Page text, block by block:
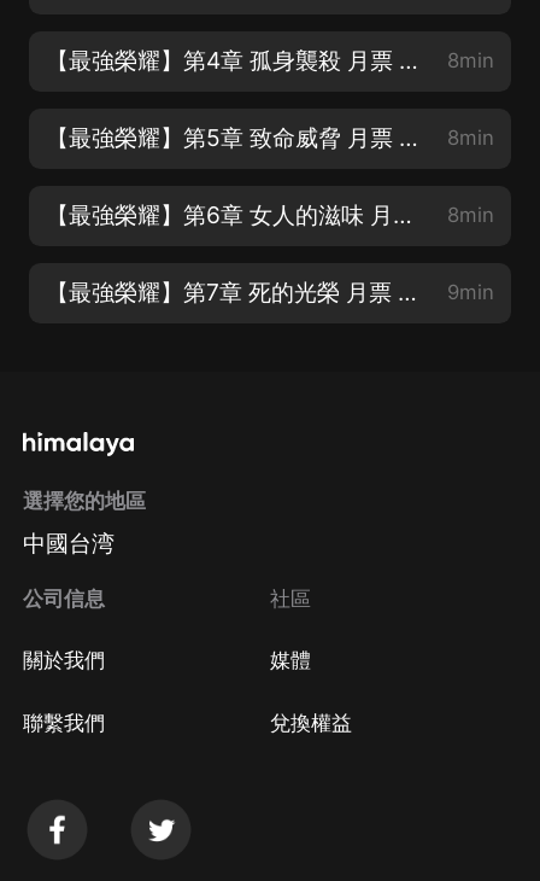
【最強榮耀】第4章 孤身襲殺 月票 訂閱 轉發 五星好評 8min
【最強榮耀】第5章 致命威脅 月票 訂閱 轉發 五星好評 8min
【最強榮耀】第6章 女人的滋味 月票 訂閱 轉發 五星好評 8min
【最強榮耀】第7章 死的光榮 月票 訂閱 轉發 五星好評 9min
選擇您的地區
中國台湾
公司信息
關於我們
聯繫我們
社區
媒體
兌換權益